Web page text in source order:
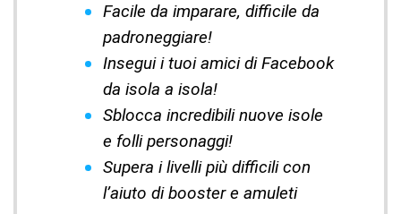
Facile da imparare, difficile da
padroneggiare!
Insegui i tuoi amici di Facebook
da isola a isola!
Sblocca incredibili nuove isole
e folli personaggi!
Supera i livelli più difficili con
l’aiuto di booster e amuleti